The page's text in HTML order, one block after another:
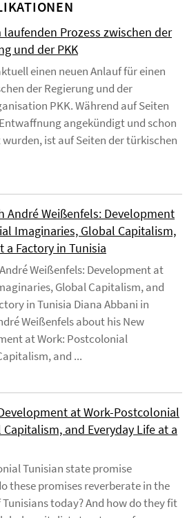
laufenden Prozess zwischen der
und der PKK
einen neuen Anlauf für einen
der Regierung und der
PKK. Während auf Seiten
angekündigt und schon
ist auf Seiten der türkischen
André Weißenfels: Development
Imaginaries, Global Capitalism,
a Factory in Tunisia
Weißenfels: Development at
Global Capitalism, and
in Tunisia Diana Abbani in
Weißenfels about his New
at Work: Postcolonial
and ...
at Work-Postcolonial
and Everyday Life at a
Tunisian state promise
these promises reverberate in the
today? And how do they fit